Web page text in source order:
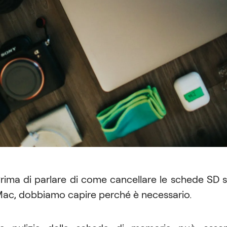
di parlare di come cancellare le schede SD
dobbiamo capire perché è necessario.